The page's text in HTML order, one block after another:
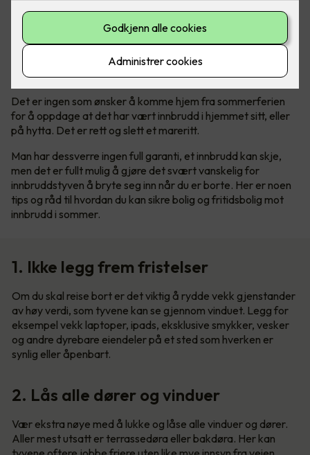
Det er ingen tvil om at det har vært en stor økning av
antall innbrudd de siste årene, både i bolig og hytter.
Politiet anbefaler tiltak før man reiser på ferie.
Mange innbrudd om sommeren
Det er ingen som ønsker å komme hjem fra sommerferien
for å oppdage at det har vært innbrudd i hjemmet sitt, eller
på hytta. Det er rett og slett et mareritt.
Man har dessverre ingen full garanti, et innbrudd kan skje,
men det er fullt mulig å gjøre det svært vanskelig for
innbruddstyven å bryte seg inn når du er borte. Her er noen
tips og råd til hvordan du kan sikre bolig og fritidsbolig mot
innbrudd i sommer.
1. Ikke legg frem fristelser
Om du skal reise bort er det viktig å rydde vekk gjenstander
av høy verdi, som tyvene kan se gjennom vinduet. Legg for
eksempel vekk laptoper, ipads, eksklusive smykker, vesker
og andre dyrebare eiendeler på et sted som hverken er
synlig eller åpenbart.
2. Lås alle dører og vinduer
Vær ekstra nøye med å lukke og låse alle vinduer og dører.
Aller mest utsatt er terrassedøra eller bakdøra. Her kan